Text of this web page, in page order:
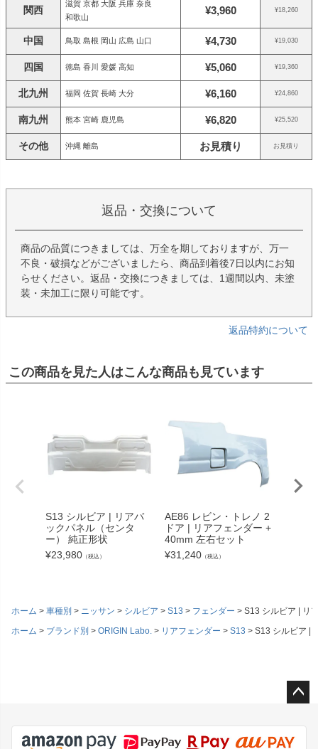
関西
滋賀 京都 大阪 兵庫 奈良
和歌山
¥3,960 ¥18,260
中国 鳥取 島根 岡山 広島 山口 ¥4,730 ¥19,030
四国 徳島 香川 愛媛 高知 ¥5,060 ¥19,360
北九州 福岡 佐賀 長崎 大分 ¥6,160 ¥24,860
南九州 熊本 宮崎 鹿児島 ¥6,820 ¥25,520
その他 沖縄 離島 お見積り お見積り
返品・交換について
商品の品質につきましては、万全を期しておりますが、万一
不良・破損などがございましたら、商品到着後7日以内にお知
らせください。返品・交換につきましては、1週間以内、未塗
装・未加工に限り可能です。
返品特約について
この商品を見た人はこんな商品も見ています
S13 シルビア | リアバ
ックパネル（センタ
ー） 純正形状
¥23,980 （税込）
AE86 レビン・トレノ 2
ドア | リアフェンダー +
40mm 左右セット
¥31,240 （税込）
ホーム 車種別 ニッサン シルビア S13 フェンダー
S13 シルビア | リ
ホーム
ブランド別 ORIGIN Labo. リアフェンダー S13 S13 シルビア |
ジト
ップ